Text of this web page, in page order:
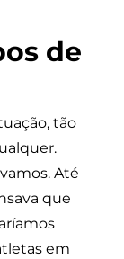
de
tão
Até
que
em